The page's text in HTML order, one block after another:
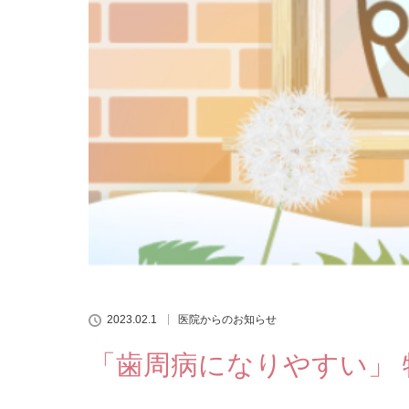
2023.02.1 医院からのお知らせ
「歯周病になりやすい」